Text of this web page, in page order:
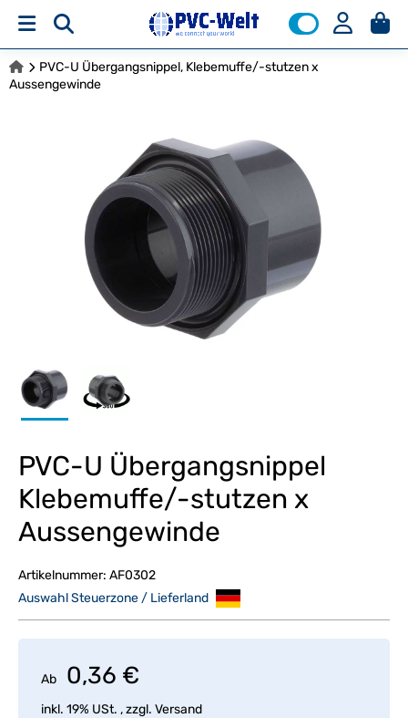
PVC-U Übergangsnippel, Klebemuffe/-stutzen x
Aussengewinde
PVC-U Übergangsnippel
Klebemuffe/-stutzen x
Aussengewinde
Artikelnummer: AF0302
Auswahl Steuerzone / Lieferland
Ab 0,36 €
inkl. 19% USt. , zzgl. Versand